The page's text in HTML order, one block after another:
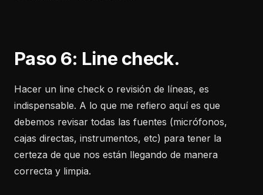
Paso 6: Line check.
Hacer un line check o revisión de líneas, es
indispensable. A lo que me refiero aquí es que
debemos revisar todas las fuentes (micrófonos,
cajas directas, instrumentos, etc) para tener la
certeza de que nos están llegando de manera
correcta y limpia.